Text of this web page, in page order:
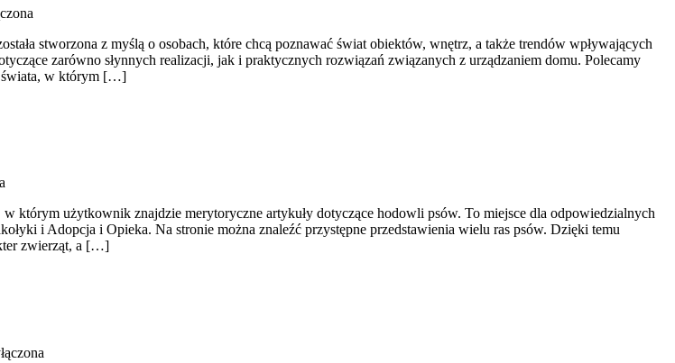
stworzona z myślą o osobach, które chcą poznawać świat obiektów, wnętrz, a także trendów wpływających
zarówno słynnych realizacji, jak i praktycznych rozwiązań związanych z urządzaniem domu. Polecamy
świata, w którym […]
którym użytkownik znajdzie merytoryczne artykuły dotyczące hodowli psów. To miejsce dla odpowiedzialnych
i Adopcja i Opieka. Na stronie można znaleźć przystępne przedstawienia wielu ras psów. Dzięki temu
zwierząt, a […]